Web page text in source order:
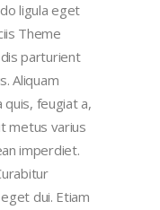
ligula eget
Theme
parturient
Aliquam
feugiat a,
metus varius
imperdiet.
dui. Etiam